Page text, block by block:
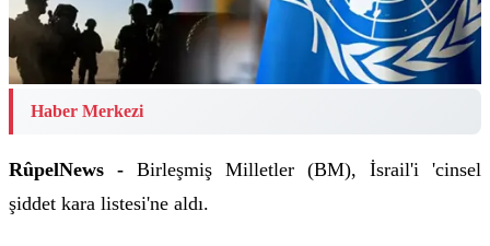
Haber Merkezi
RûpelNews - Birleşmiş Milletler (BM), İsrail'i 'cinsel
şiddet kara listesi'ne aldı.